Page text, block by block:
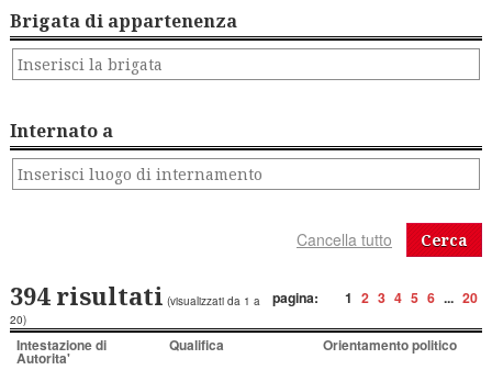
Brigata di appartenenza
Internato a
Cerca
pagina: 1 2 3 4 5 6 ... 20
394 risultati (visualizzati da 1 a
20)
Intestazione di
Autorita'
Qualifica Orientamento politico